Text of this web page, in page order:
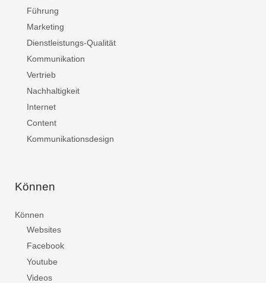
Führung
Marketing
Dienstleistungs-Qualität
Kommunikation
Vertrieb
Nachhaltigkeit
Internet
Content
Kommunikationsdesign
Können
Können
Websites
Facebook
Youtube
Videos